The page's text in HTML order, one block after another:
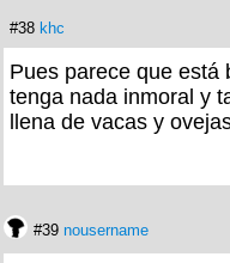
#38 khc
Pues parece que está
tenga nada inmoral y
llena de vacas y
#39 nousername